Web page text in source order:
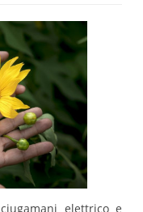
elettrico e